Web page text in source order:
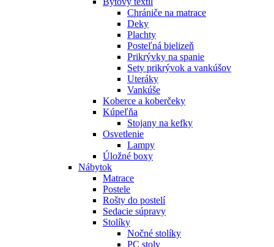
Chrániče na matrace
Deky
Plachty
Posteľná bielizeň
Prikrývky na spanie
Sety prikrývok a vankúšov
Uteráky
Vankúše
Koberce a koberčeky
Kúpeľňa
Stojany na kefky
Osvetlenie
Lampy
Úložné boxy
Nábytok
Matrace
Postele
Rošty do postelí
Sedacie súpravy
Stolíky
Nočné stolíky
PC stoly